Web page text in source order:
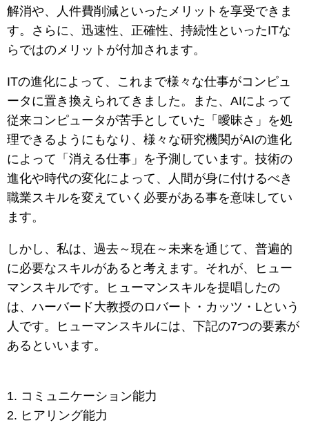
解消や、人件費削減といったメリットを享受できま
す。さらに、迅速性、正確性、持続性といったITな
らではのメリットが付加されます。
ITの進化によって、これまで様々な仕事がコンピュ
ータに置き換えられてきました。また、AIによって
従来コンピュータが苦手としていた「曖昧さ」を処
理できるようにもなり、様々な研究機関がAIの進化
によって「消える仕事」を予測しています。技術の
進化や時代の変化によって、人間が身に付けるべき
職業スキルを変えていく必要がある事を意味してい
ます。
しかし、私は、過去～現在～未来を通じて、普遍的
に必要なスキルがあると考えます。それが、ヒュー
マンスキルです。ヒューマンスキルを提唱したの
は、ハーバード大教授のロバート・カッツ・Lという
人です。ヒューマンスキルには、下記の7つの要素が
あるといいます。
コミュニケーション能力
ヒアリング能力